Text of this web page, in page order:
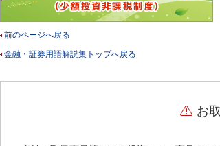
前のページへ戻る
金融・証券用語解説集トップへ戻る
お